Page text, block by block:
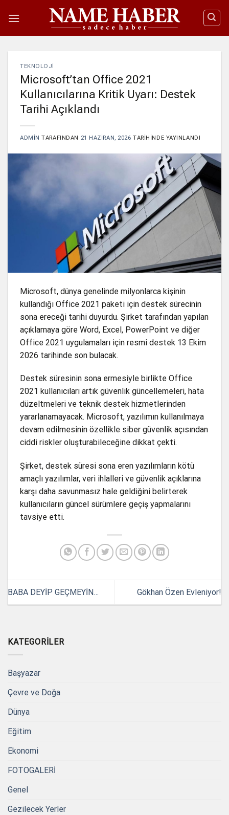
atla
TEKNOLOJI
Microsoft’tan Office 2021
Kullanıcılarına Kritik Uyarı: Destek
Tarihi Açıklandı
ADMIN TARAFINDAN 21 HAZIRAN, 2026 TARIHINDE YAYINLANDI
Microsoft, dünya genelinde milyonlarca kişinin
kullandığı Office 2021 paketi için destek sürecinin
sona ereceği tarihi duyurdu. Şirket tarafından yapılan
açıklamaya göre Word, Excel, PowerPoint ve diğer
Office 2021 uygulamaları için resmi destek 13 Ekim
2026 tarihinde son bulacak.
Destek süresinin sona ermesiyle birlikte Office
2021 kullanıcıları artık güvenlik güncellemeleri, hata
düzeltmeleri ve teknik destek hizmetlerinden
yararlanamayacak. Microsoft, yazılımın kullanılmaya
devam edilmesinin özellikle siber güvenlik açısından
ciddi riskler oluşturabileceğine dikkat çekti.
Şirket, destek süresi sona eren yazılımların kötü
amaçlı yazılımlar, veri ihlalleri ve güvenlik açıklarına
karşı daha savunmasız hale geldiğini belirterek
kullanıcıların güncel sürümlere geçiş yapmalarını
tavsiye etti.
BABA DEYİP GEÇMEYİN… Gökhan Özen Evleniyor!
KATEGORILER
Başyazar
Çevre ve Doğa
Dünya
Eğitim
Ekonomi
FOTOGALERİ
Genel
Gezilecek Yerler